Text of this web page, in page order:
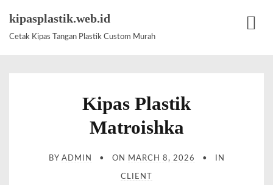
kipasplastik.web.id
Cetak Kipas Tangan Plastik Custom Murah
Kipas Plastik
Matroishka
BY ADMIN ON MARCH 8, 2026 IN
CLIENT